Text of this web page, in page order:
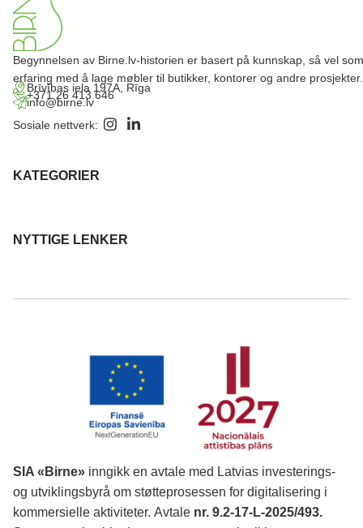
Begynnelsen av Birne.lv-historien er basert på kunnskap, så vel som
erfaring med å lage møbler til butikker, kontorer og andre prosjekter.
Brīvības iela 197A, Rīga
+371 26 413 646
info@birne.lv
Sosiale nettverk:
KATEGORIER
NYTTIGE LENKER
SIA «Birne» inngikk en avtale med Latvias investerings-
og utviklingsbyrå om støtteprosessen for digitalisering i
kommersielle aktiviteter. Avtale nr. 9.2-17-L-2025/493.